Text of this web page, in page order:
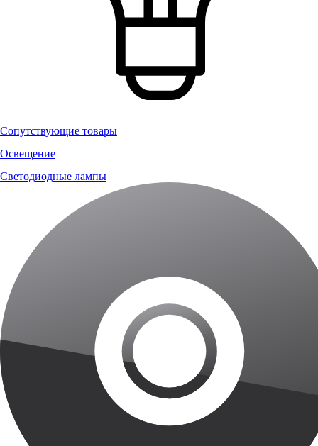
Сопутствующие товары
Освещение
Светодиодные лампы